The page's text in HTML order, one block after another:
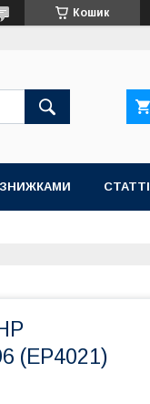
Кошик
ЗНИЖКАМИ СТАТТІ
(EP4021)